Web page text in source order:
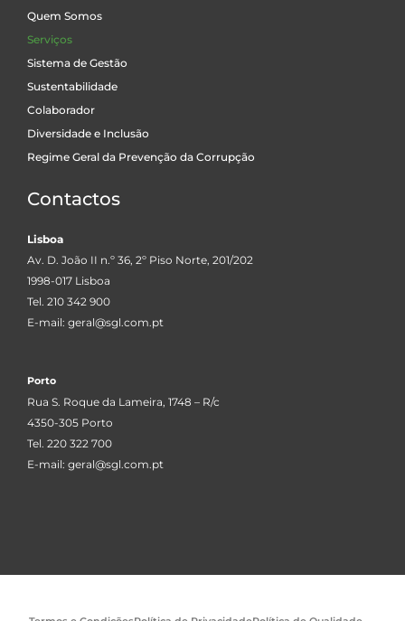
Quem Somos
Serviços
Sistema de Gestão
Sustentabilidade
Colaborador
Diversidade e Inclusão
Regime Geral da Prevenção da Corrupção
Contactos
Lisboa
Av. D. João II n.º 36, 2º Piso Norte, 201/202
1998-017 Lisboa
Tel. 210 342 900
E-mail: geral@sgl.com.pt
Porto
Rua S. Roque da Lameira, 1748 – R/c
4350-305 Porto
Tel. 220 322 700
E-mail: geral@sgl.com.pt